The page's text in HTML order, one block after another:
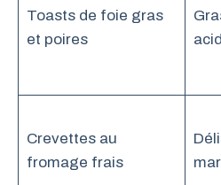
Toasts de foie gras
et poires
Crevettes au
fromage frais